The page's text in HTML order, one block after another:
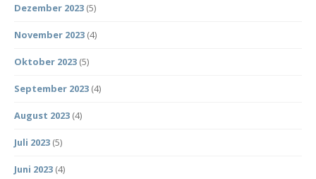
Dezember 2023 (5)
November 2023 (4)
Oktober 2023 (5)
September 2023 (4)
August 2023 (4)
Juli 2023 (5)
Juni 2023 (4)